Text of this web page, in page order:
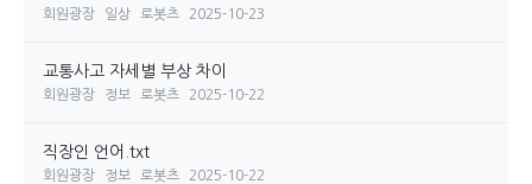
회원광장 일상 로봇츠 2025-10-23
교통사고 자세별 부상 차이
회원광장 정보 로봇츠 2025-10-22
직장인 언어.txt
회원광장 정보 로봇츠 2025-10-22